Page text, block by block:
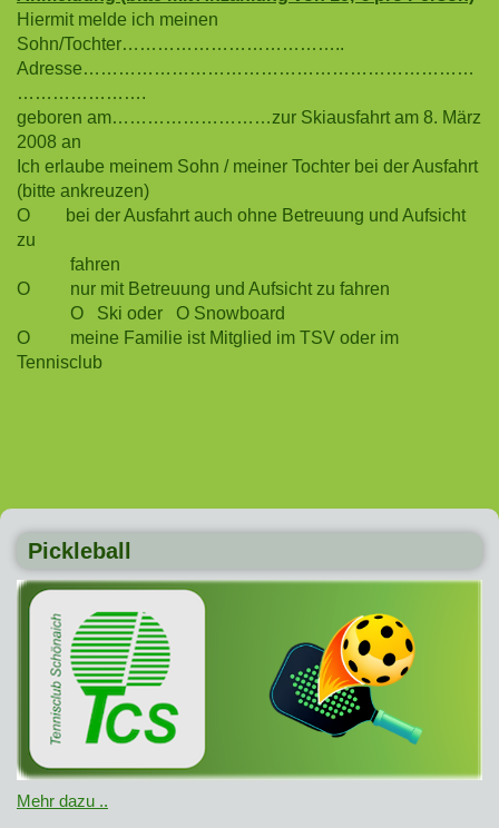
Hiermit melde ich meinen
Sohn/Tochter………………………………..
Adresse…………………………………………………………
………………….
geboren am………………………zur Skiausfahrt am 8. März
2008 an
Ich erlaube meinem Sohn / meiner Tochter bei der Ausfahrt
(bitte ankreuzen)
O bei der Ausfahrt auch ohne Betreuung und Aufsicht
zu
fahren
O nur mit Betreuung und Aufsicht zu fahren
O Ski oder O Snowboard
O meine Familie ist Mitglied im TSV oder im
Tennisclub
Pickleball
Mehr dazu ..